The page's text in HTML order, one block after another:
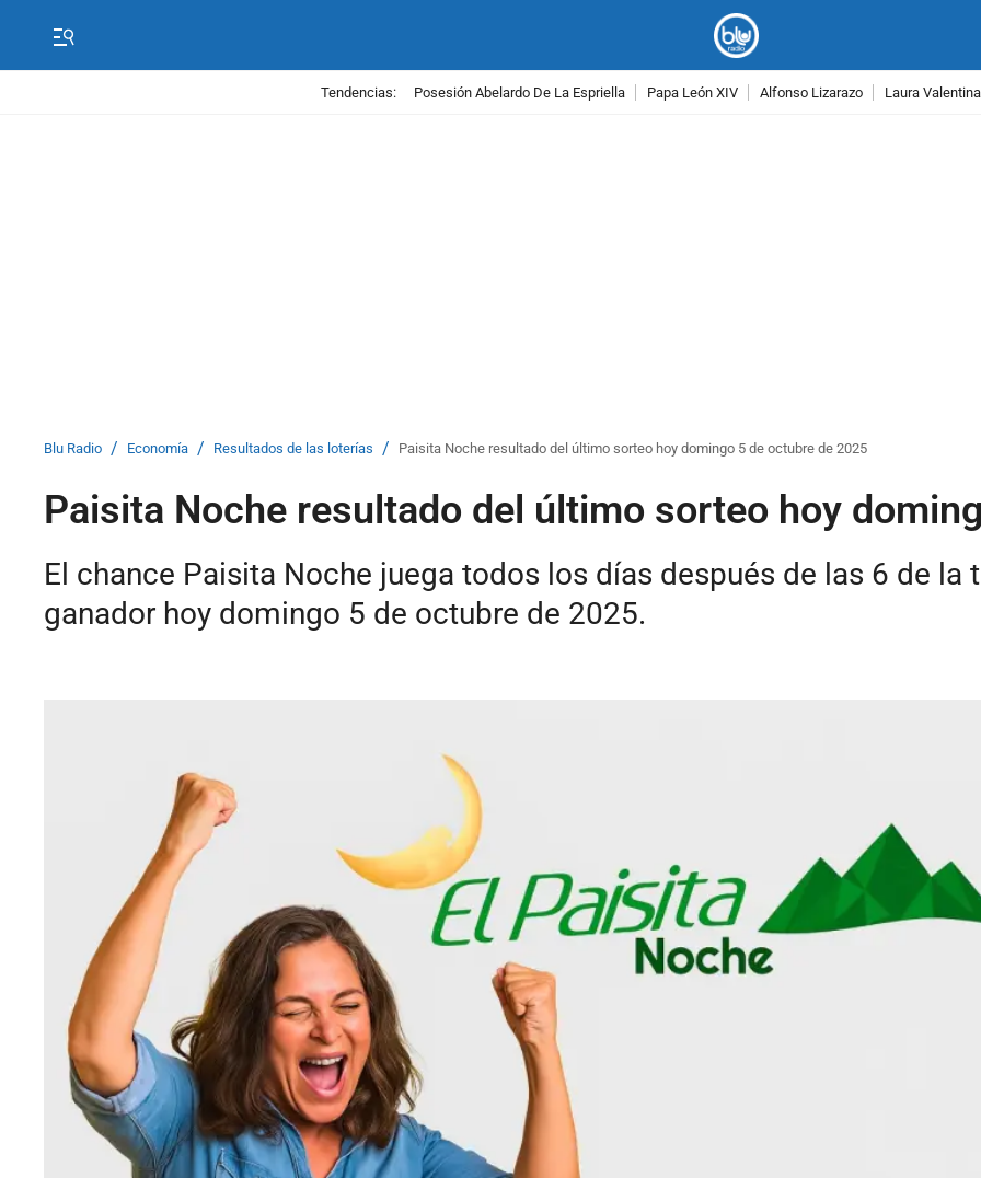
Tendencias: Posesión Abelardo De La Espriella Papa León XIV Alfonso Lizarazo Laura
Blu Radio / Economía / Resultados de las loterías / Paisita Noche resultado del último sorteo hoy domingo 5 de octubre de 2025
Paisita Noche resultado del último sorteo hoy
El chance Paisita Noche juega todos los días después de las 6 de la
ganador hoy domingo 5 de octubre de 2025.